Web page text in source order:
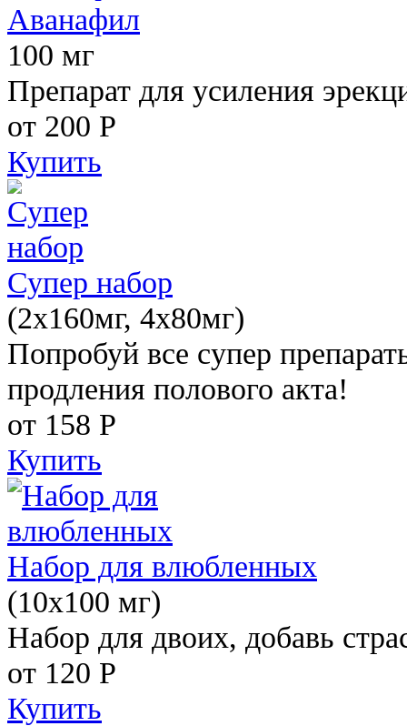
Аванафил
100 мг
Препарат для усиления
от 200 Р
Купить
Супер набор
(2х160мг, 4х80мг)
Попробуй все супер
продления полового акта!
от 158 Р
Купить
Набор для влюбленных
(10х100 мг)
Набор для двоих, добавь
от 120 Р
Купить